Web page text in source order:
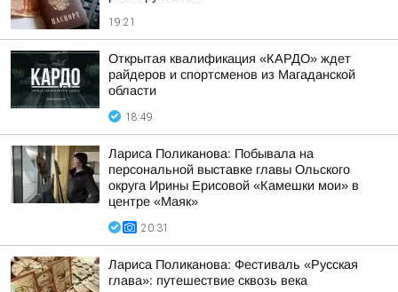
19:21
Открытая квалификация «КАРДО» ждет
райдеров и спортсменов из Магаданской
области
18:49
Лариса Поликанова: Побывала на
персональной выставке главы Ольского
округа Ирины Ерисовой «Камешки мои» в
центре «Маяк»
20:31
Лариса Поликанова: Фестиваль «Русская
глава»: путешествие сквозь века